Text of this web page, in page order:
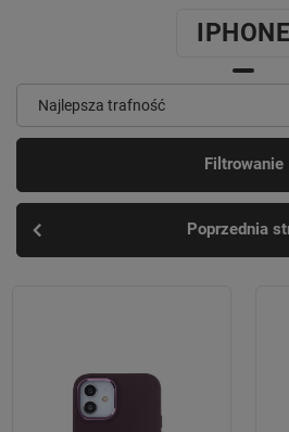
IPHONE
Najlepsza trafność
Filtrowanie
Poprzednia